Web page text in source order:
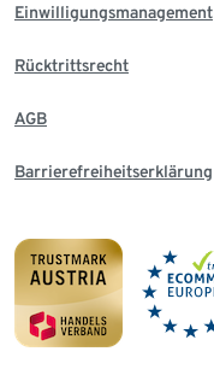
Einwilligungsmanagement
Rücktrittsrecht
AGB
Barrierefreiheitserklärung